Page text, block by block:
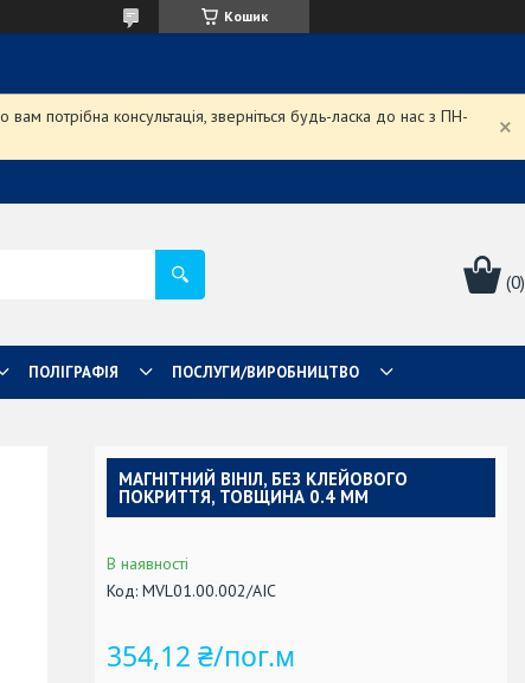
Кошик
потрібна консультація, зверніться будь-ласка до нас з ПН-
ПОЛІГРАФІЯ ПОСЛУГИ/ВИРОБНИЦТВО
МАГНІТНИЙ ВІНІЛ, БЕЗ КЛЕЙОВОГО
ПОКРИТТЯ, ТОВЩИНА 0.4 ММ
В наявності
Код: MVL01.00.002/AIC
354,12 ₴/пог.м